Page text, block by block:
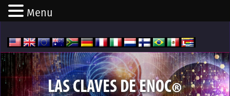
LAS CLAVES DE ENOC
Menu